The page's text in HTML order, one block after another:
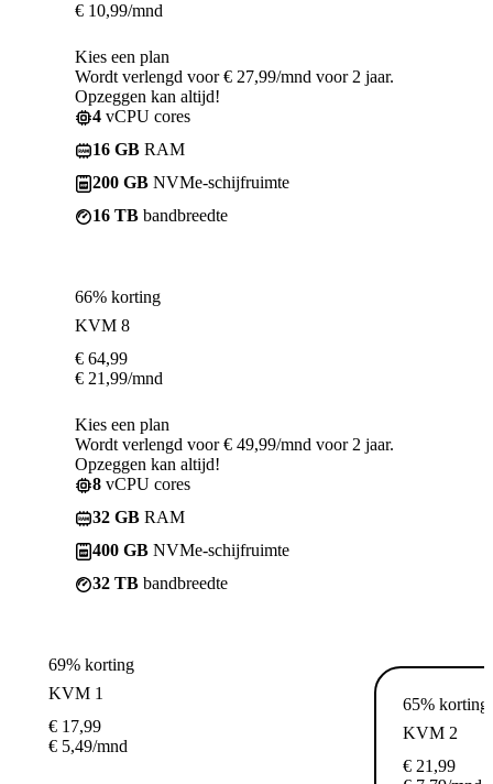
€ 10,99/mnd
Kies een plan
Wordt verlengd voor € 27,99/mnd voor 2 jaar.
Opzeggen kan altijd!
4 vCPU cores
16 GB RAM
200 GB NVMe-schijfruimte
16 TB bandbreedte
66% korting
KVM 8
€ 64,99
€ 21,99/mnd
Kies een plan
Wordt verlengd voor € 49,99/mnd voor 2 jaar.
Opzeggen kan altijd!
8 vCPU cores
32 GB RAM
400 GB NVMe-schijfruimte
32 TB bandbreedte
69% korting
KVM 1
€ 17,99
€ 5,49/mnd
65% korting
KVM 2
€ 21,99